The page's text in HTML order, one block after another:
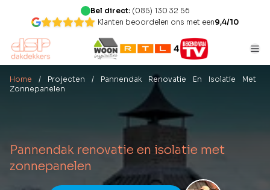
Bel direct: (085) 130 32 56
Klanten beoordelen ons met een9,4/10
Home / Projecten / Pannendak Renovatie En Isolatie Met
Zonnepanelen
Pannendak renovatie en isolatie met
zonnepanelen